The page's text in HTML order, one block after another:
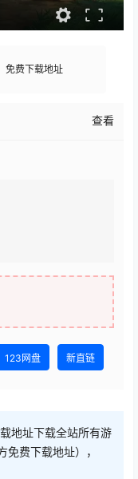
免费下载地址
查看
123网盘 新直链
地址下载全站所有游
费下载地址），